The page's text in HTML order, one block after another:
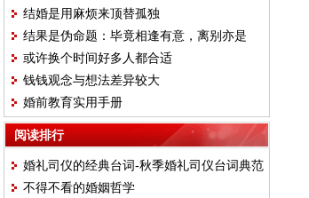
星期日？
结婚是用麻烦来顶替孤独
结果是伪命题：毕竟相逢有意，离别亦是
或许换个时间好多人都合适
钱钱观念与想法差异较大
婚前教育实用手册
阅读排行
婚礼司仪的经典台词-秋季婚礼司仪台词典范
不得不看的婚姻哲学